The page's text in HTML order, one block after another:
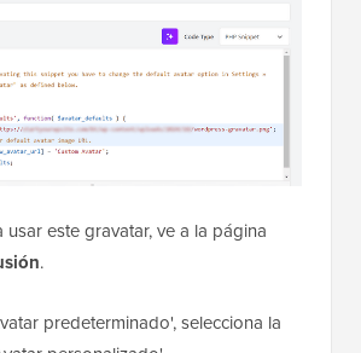
usar este gravatar, ve a la página
.
predeterminado', selecciona la